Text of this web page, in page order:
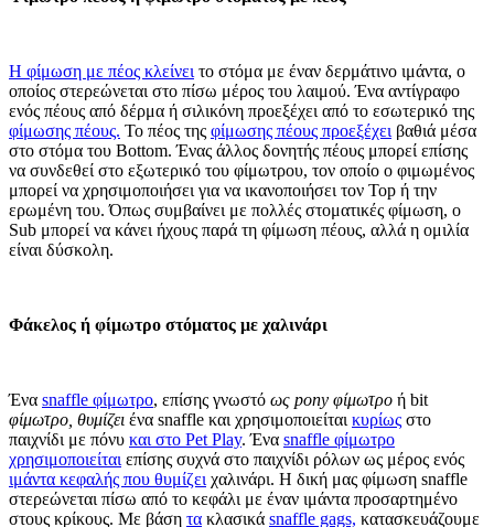
Η φίμωση με πέος κλείνει το στόμα με έναν δερμάτινο ιμάντα, ο
οποίος στερεώνεται στο πίσω μέρος του λαιμού. Ένα αντίγραφο
ενός πέους από δέρμα ή σιλικόνη προεξέχει από το εσωτερικό της
φίμωσης πέους. Το πέος της φίμωσης πέους προεξέχει βαθιά μέσα
στο στόμα του Bottom. Ένας άλλος δονητής πέους μπορεί επίσης
να συνδεθεί στο εξωτερικό του φίμωτρου, τον οποίο ο φιμωμένος
μπορεί να χρησιμοποιήσει για να ικανοποιήσει τον Top ή την
ερωμένη του. Όπως συμβαίνει με πολλές στοματικές φίμωση, ο
Sub μπορεί να κάνει ήχους παρά τη φίμωση πέους, αλλά η ομιλία
είναι δύσκολη.
Φάκελος ή φίμωτρο στόματος με χαλινάρι
Ένα snaffle φίμωτρο, επίσης γνωστό ως pony φίμωτρο ή bit
φίμωτρο, θυμίζει ένα snaffle και χρησιμοποιείται κυρίως στο
παιχνίδι με πόνυ και στο Pet Play. Ένα snaffle φίμωτρο
χρησιμοποιείται επίσης συχνά στο παιχνίδι ρόλων ως μέρος ενός
ιμάντα κεφαλής που θυμίζει χαλινάρι. Η δική μας φίμωση snaffle
στερεώνεται πίσω από το κεφάλι με έναν ιμάντα προσαρτημένο
στους κρίκους. Με βάση τα κλασικά snaffle gags, κατασκευάζουμε